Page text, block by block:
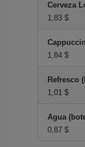
Cerveza
1,83 $
1,84 $
Refresco
1,01 $
Agua
0,87 $